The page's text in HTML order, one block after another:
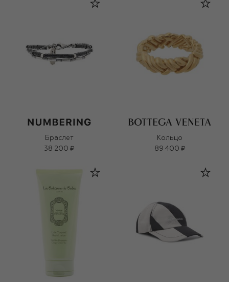
Браслет
38 200 ₽
Кольцо
89 400 ₽